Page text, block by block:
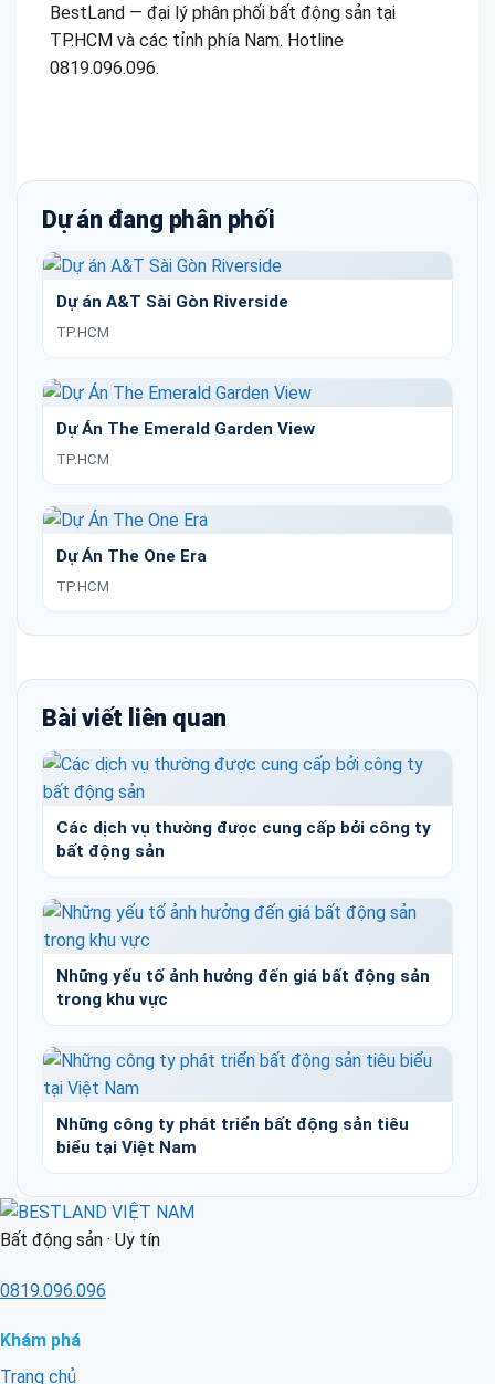
BestLand — đại lý phân phối bất động sản tại
TP.HCM và các tỉnh phía Nam. Hotline
0819.096.096.
Dự án đang phân phối
Dự án A&T Sài Gòn Riverside
TP.HCM
Dự Án The Emerald Garden View
TP.HCM
Dự Án The One Era
TP.HCM
Bài viết liên quan
Các dịch vụ thường được cung cấp bởi công ty
bất động sản
Những yếu tố ảnh hưởng đến giá bất động sản
trong khu vực
Những công ty phát triển bất động sản tiêu
biểu tại Việt Nam
Bất động sản · Uy tín
0819.096.096
Khám phá
Trang chủ